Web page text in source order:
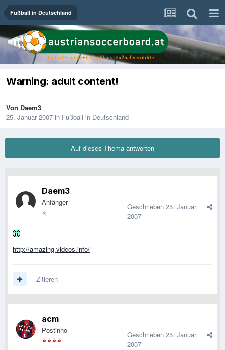
Fußball in Deutschland
Warning: adult content!
Von Daem3
25. Januar 2007 in Fußball in Deutschland
Auf dieses Thema antworten
Daem3
Anfänger Geschrieben 25. Januar
2007
http://amazing-videos.info/
Zitieren
acm
Postinho Geschrieben 25. Januar
2007